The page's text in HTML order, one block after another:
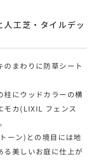
工芝・タイルデッ
まわりに防草シート
柱にウッドカラーの横
モカ(LIXIL フェンス
ーン)との境目には地
る美しいお庭に仕上が